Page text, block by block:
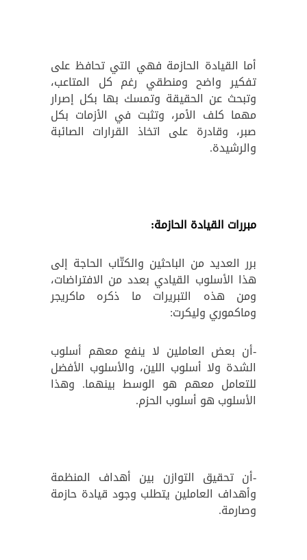
أما القيادة الحازمة فهي التي تحافظ على
تفكير واضح ومنطقي رغم كل المتاعب،
وتبحث عن الحقيقة وتمسك بها بكل إصرار
مهما كلف الأمر، وتثبت في الأزمات بكل
صبر، وقادرة على اتخاذ القرارات الصائبة
والرشيدة.
مبررات القيادة الحازمة:
برر العديد من الباحثين والكتّاب الحاجة إلى
هذا الأسلوب القيادي بعدد من الافتراضات،
ومن هذه التبريرات ما ذكره ماكريجر
وماكموري وليكرت:
-أن بعض العاملين لا ينفع معهم أسلوب
الشدة ولا أسلوب اللين، والأسلوب الأفضل
للتعامل معهم هو الوسط بينهما. وهذا
الأسلوب هو أسلوب الحزم.
-أن تحقيق التوازن بين أهداف المنظمة
وأهداف العاملين يتطلب وجود قيادة حازمة
وصارمة.